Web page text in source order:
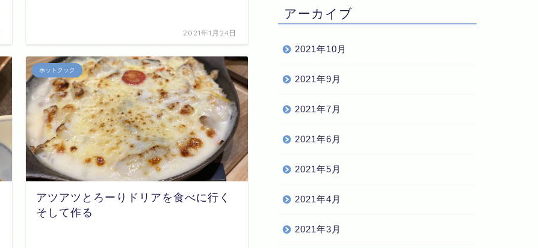
2021年1月24日
ホットクック
アツアツとろーりドリアを食べに行く
そして作る
アーカイブ
2021年10月
2021年9月
2021年7月
2021年6月
2021年5月
2021年4月
2021年3月